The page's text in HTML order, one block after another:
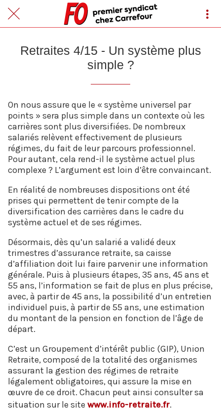
Retraites 4/15 - Un système plus
simple ?
On nous assure que le « système universel par
points » sera plus simple dans un contexte où les
carrières sont plus diversifiées. De nombreux
salariés relèvent effectivement de plusieurs
régimes, du fait de leur parcours professionnel.
Pour autant, cela rend-il le système actuel plus
complexe ? L’argument est loin d’être convaincant.
En réalité de nombreuses dispositions ont été
prises qui permettent de tenir compte de la
diversification des carrières dans le cadre du
système actuel et de ses régimes.
Désormais, dès qu’un salarié a validé deux
trimestres d’assurance retraite, sa caisse
d’affiliation doit lui faire parvenir une information
générale. Puis à plusieurs étapes, 35 ans, 45 ans et
55 ans, l’information se fait de plus en plus précise,
avec, à partir de 45 ans, la possibilité d’un entretien
individuel puis, à partir de 55 ans, une estimation
du montant de la pension en fonction de l’âge de
départ.
C’est un Groupement d’intérêt public (GIP), Union
Retraite, composé de la totalité des organismes
assurant la gestion des régimes de retraite
légalement obligatoires, qui assure la mise en
œuvre de ce droit. Chacun peut ainsi consulter sa
situation sur le site www.info-retraite.fr.